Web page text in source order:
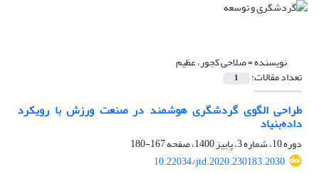
نویسنده =صلاحی کجور، عظیم
تعداد مقالات: 1
طراحی الگوی گردشگری هوشمند در صنعت ورزش با رویکرد
داده‌بنیاد
دوره 10، شماره 3، پاییز 1400، صفحه
167-180
10.22034/jtd.2020.230183.2030